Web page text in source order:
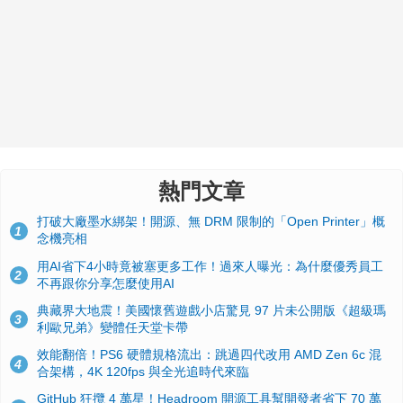
熱門文章
1
打破大廠墨水綁架！開源、無 DRM 限制的「Open Printer」概
念機亮相
2
用AI省下4小時竟被塞更多工作！過來人曝光：為什麼優秀員工
不再跟你分享怎麼使用AI
3
典藏界大地震！美國懷舊遊戲小店驚見 97 片未公開版《超級瑪
利歐兄弟》變體任天堂卡帶
4
效能翻倍！PS6 硬體規格流出：跳過四代改用 AMD Zen 6c 混
合架構，4K 120fps 與全光追時代來臨
GitHub 狂攬 4 萬星！Headroom 開源工具幫開發者省下 70 萬